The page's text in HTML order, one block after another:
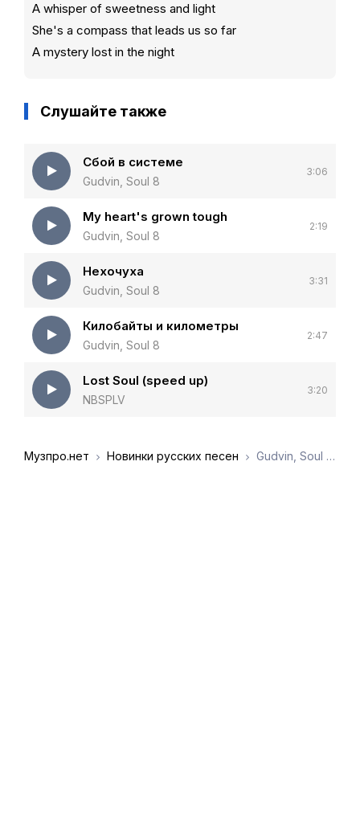
A whisper of sweetness and light
She's a compass that leads us so far
A mystery lost in the night
Слушайте также
Сбой в системе
Gudvin, Soul 8
3:06
My heart's grown tough
Gudvin, Soul 8
2:19
Нехочуха
Gudvin, Soul 8
3:31
Килобайты и километры
Gudvin, Soul 8
2:47
Lost Soul (speed up)
NBSPLV
3:20
Музпро.нет Новинки русских песен Gudvin, Soul 8 - Вкус ванили